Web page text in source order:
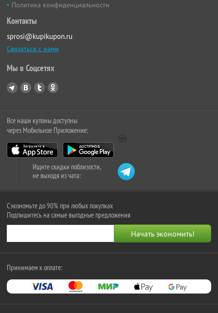
Политика конфиденциальности
Контакты
sprosi@kupikupon.ru
Связаться с нами
Мы в Соцсетях
Все наши купоны доступны
через Мобильное Приложение:
Ищите скидки поблизости,
не выходя из чата:
Сэкономьте до 90% при любых покупках
Подпишитесь на самые выгодные предложения
Принимаем к оплате: